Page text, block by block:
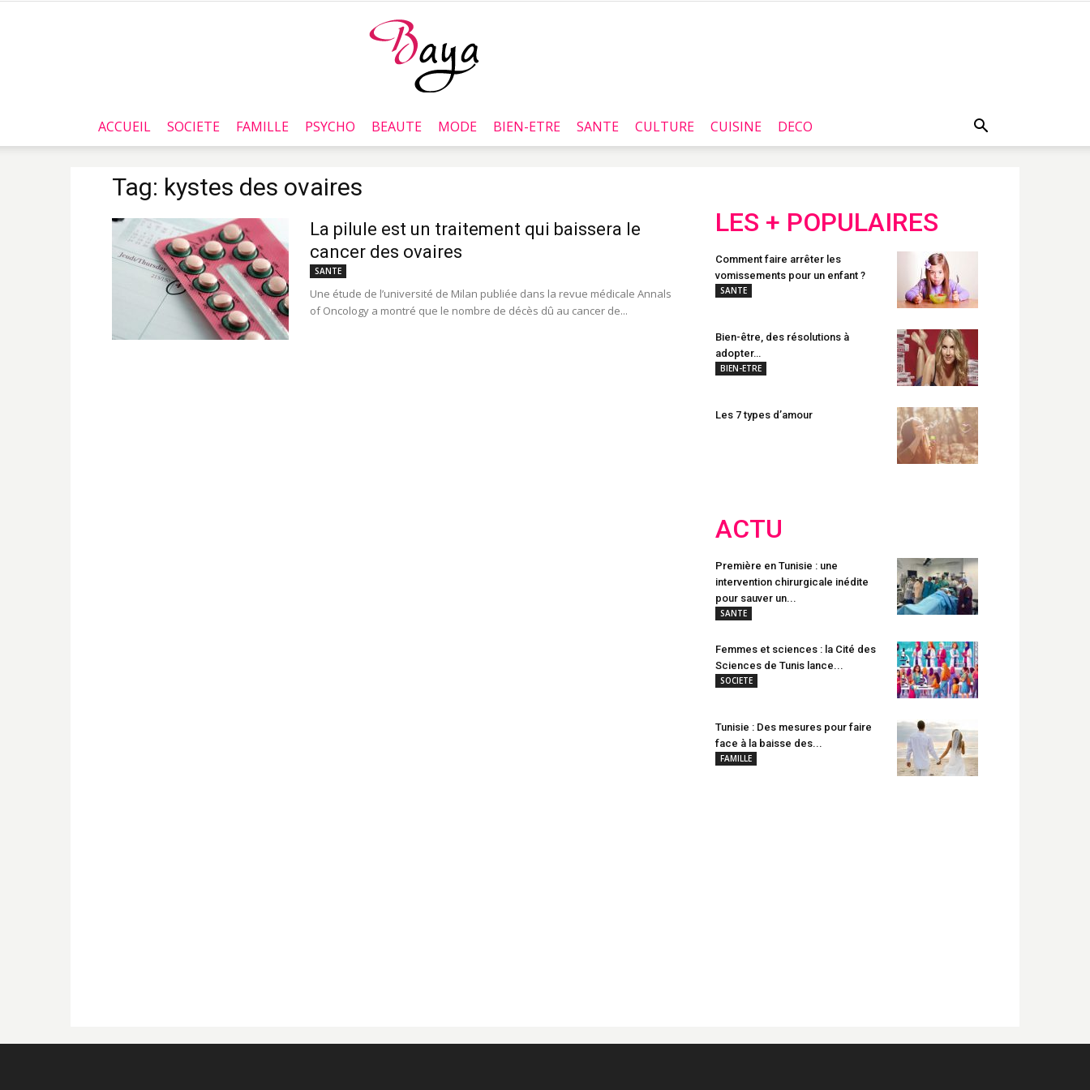
Baya.tn
ACCUEIL SOCIETE FAMILLE PSYCHO BEAUTE MODE BIEN-ETRE SANTE CULTURE CUISINE DECO
Tag: kystes des ovaires
La pilule est un traitement qui baissera le
cancer des ovaires
SANTE
Une étude de l’université de Milan publiée dans la revue médicale Annals
of Oncology a montré que le nombre de décès dû au cancer de...
LES + POPULAIRES
Comment faire arrêter les
vomissements pour un enfant ?
SANTE
Bien-être, des résolutions à
adopter…
BIEN-ETRE
Les 7 types d’amour
ACTU
Première en Tunisie : une
intervention chirurgicale inédite
pour sauver un...
SANTE
Femmes et sciences : la Cité des
Sciences de Tunis lance...
SOCIETE
Tunisie : Des mesures pour faire
face à la baisse des...
FAMILLE